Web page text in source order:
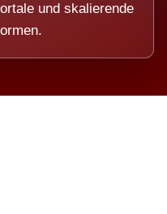
und skalierende